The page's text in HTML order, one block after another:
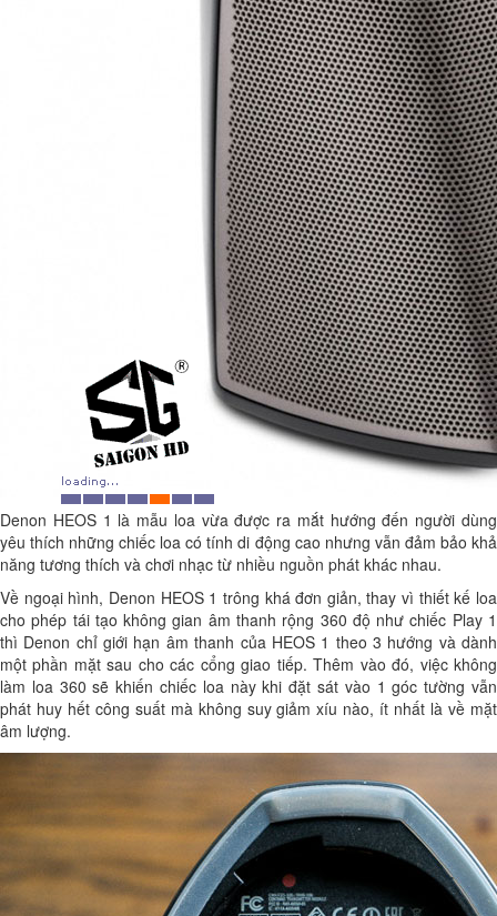
Denon HEOS 1 là mẫu loa vừa được ra mắt hướng đến người dùng
yêu thích những chiếc loa có tính di động cao nhưng vẫn đảm bảo khả
năng tương thích và chơi nhạc từ nhiều nguồn phát khác nhau.
Về ngoại hình, Denon HEOS 1 trông khá đơn giản,thay vì thiết kế loa
cho phép tái tạo không gian âm thanh rộng 360 độ như chiếc Play 1
thì Denon chỉ giới hạn âm thanh của HEOS 1 theo 3 hướng và dành
một phần mặt sau cho các cổng giao tiếp.Thêm vào đó, việc không
làm loa 360 sẽ khiến chiếc loa này khi đặt sát vào 1 góc tường vẫn
phát huy hết công suất mà không suy giảm xíu nào, ít nhất là về mặt
âm lượng.